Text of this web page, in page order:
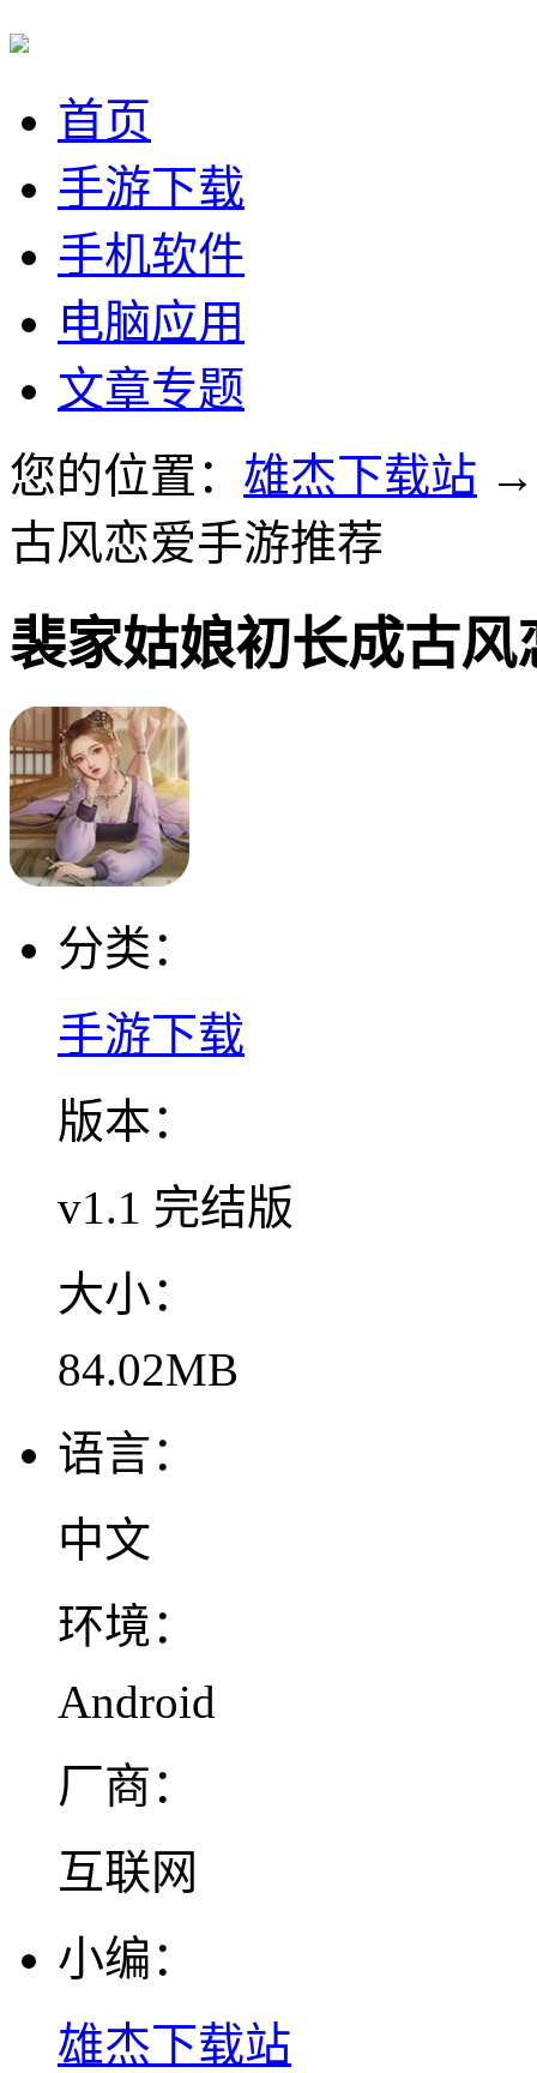
首页
手游下载
手机软件
电脑应用
文章专题
您的位置： 雄杰下载站
古风恋爱手游推荐
裴家姑娘初长成古风
分类：
手游下载
版本：
v1.1 完结版
大小：
84.02MB
语言：
中文
环境：
Android
厂商：
互联网
小编：
雄杰下载站